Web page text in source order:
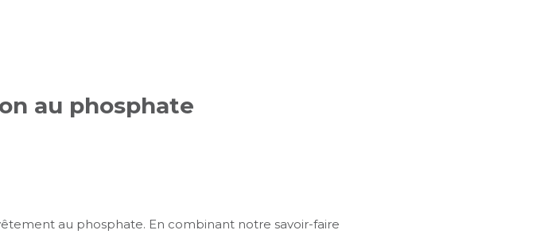
au phosphate
au phosphate. En combinant notre savoir-faire